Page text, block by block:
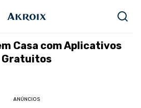
Casa com Aplicativos
Gratuitos
ANÚNCIOS